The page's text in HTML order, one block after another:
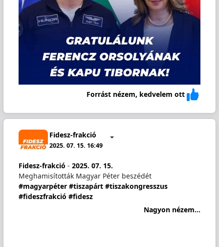
Forrást nézem, kedvelem ott
Fidesz-frakció
2025. 07. 15. 16:49
Fidesz-frakció - 2025. 07. 15.
Meghamisították Magyar Péter beszédét
#magyarpéter #tiszapárt #tiszakongresszus
#fideszfrakció #fidesz
Nagyon nézem...